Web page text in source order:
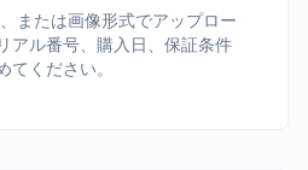
または画像形式でアップロー
アル番号、購入日、保証条件
てください。